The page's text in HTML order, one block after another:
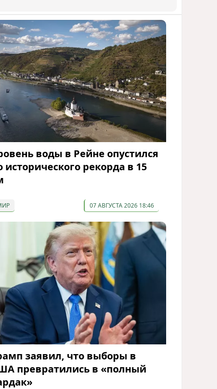
воды в Рейне опустился
исторического рекорда в 15
07 АВГУСТА 2026 18:46
заявил, что выборы в
превратились в «полный